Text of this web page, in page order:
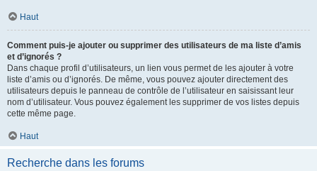
Haut
Comment puis-je ajouter ou supprimer des utilisateurs de ma liste d’amis
et d’ignorés ?
Dans chaque profil d’utilisateurs, un lien vous permet de les ajouter à votre
liste d’amis ou d’ignorés. De même, vous pouvez ajouter directement des
utilisateurs depuis le panneau de contrôle de l’utilisateur en saisissant leur
nom d’utilisateur. Vous pouvez également les supprimer de vos listes depuis
cette même page.
Haut
Recherche dans les forums